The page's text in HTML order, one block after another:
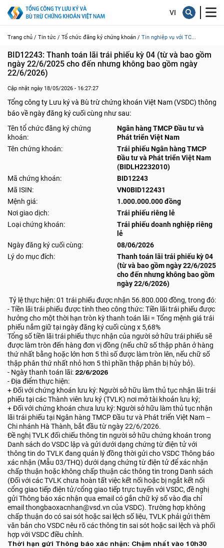
Trang chủ / Tin tức / Tổ chức đăng ký chứng khoán / Tin nghiệp vụ với TC...
BID12243: Thanh toán lãi trái phiếu kỳ 04 (từ và bao gồm
ngày 22/6/2025 cho đến nhưng không bao gồm ngày
22/6/2026)
Cập nhật ngày 18/05/2026 - 16:27:27
Tổng công ty Lưu ký và Bù trừ chứng khoán Việt Nam (VSDC) thông
báo về ngày đăng ký cuối cùng như sau:
Tên tổ chức đăng ký chứng
khoán:
Ngân hàng TMCP Đầu tư và
Phát triển Việt Nam
Tên chứng khoán:
Trái phiếu Ngân hàng TMCP
Đầu tư và Phát triển Việt Nam
(BIDLH2232010)
Mã chứng khoán:
BID12243
Mã ISIN:
VN0BID122431
Mệnh giá:
1.000.000.000 đồng
Nơi giao dịch:
Trái phiếu riêng lẻ
Loại chứng khoán:
Trái phiếu doanh nghiệp riêng
lẻ
Ngày đăng ký cuối cùng:
08/06/2026
Lý do mục đích:
Thanh toán lãi trái phiếu kỳ 04
(từ và bao gồm ngày 22/6/2025
cho đến nhưng không bao gồm
ngày 22/6/2026)
Tỷ lệ thực hiện: 01 trái phiếu được nhận 56.800.000 đồng, trong đó:
- Tiền lãi trái phiếu được tính theo công thức: Tiền lãi trái phiếu được
hưởng cho một thời hạn tròn kỳ thanh toán lãi = Tổng mệnh giá trái
phiếu nắm giữ tại ngày đăng ký cuối cùng x 5,68%
Tổng số tiền lãi trái phiếu thực nhận của người sở hữu trái phiếu sẽ
được làm tròn đến hàng đơn vị đồng (nếu chữ số thập phân ở hàng
thứ nhất bằng hoặc lớn hơn 5 thì số được làm tròn lên, nếu chữ số
thập phân thứ nhất nhỏ hơn 5 thì phần thập phân bị hủy bỏ).
- Ngày thanh toán lãi: 22/6/2026
- Địa điểm thực hiện:
+ Đối với chứng khoán lưu ký: Người sở hữu làm thủ tục nhận lãi trái
phiếu tại các Thành viên lưu ký (TVLK) nơi mở tài khoản lưu ký;
+ Đối với chứng khoán chưa lưu ký: Người sở hữu làm thủ tục nhận
lãi trái phiếu tại Ngân hàng TMCP Đầu tư và Phát triển Việt Nam –
Chi nhánh Hà Thành, bắt đầu từ ngày 22/6/2026.
Đề nghị TVLK đối chiếu thông tin người sở hữu chứng khoán trong
Danh sách do VSDC lập và gửi dưới dạng chứng từ điện tử với
thông tin do TVLK đang quản lý đồng thời gửi cho VSDC Thông báo
xác nhận (Mẫu 03/THQ) dưới dạng chứng từ điện tử để xác nhận
chấp thuận hoặc không chấp thuận các thông tin trong Danh sách
(Đối với các TVLK chưa hoàn tất việc kết nối hoặc bị ngắt kết nối
cổng giao tiếp điện tử/cổng giao tiếp trực tuyến với VSDC, đề nghị
gửi Thông báo xác nhận qua email có gắn chữ ký số vào địa chỉ
email thongbaoxacnhan@vsd.vn của VSDC). Trường hợp không
chấp thuận do có sai sót hoặc sai lệch số liệu, TVLK phải gửi thêm
văn bản cho VSDC nêu rõ các thông tin sai sót hoặc sai lệch và phối
hợp với VSDC điều chỉnh.
Thời hạn gửi Thông báo xác nhận: Chậm nhất vào 10h30